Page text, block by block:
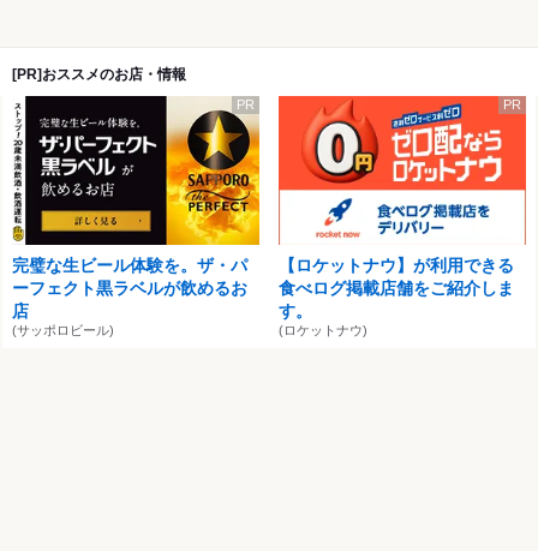
[PR]おススメのお店・情報
PR
完璧な生ビール体験を。ザ・パ
ーフェクト黒ラベルが飲めるお
店
(サッポロビール)
PR
【ロケットナウ】が利用できる
食べログ掲載店舗をご紹介しま
す。
(ロケットナウ)